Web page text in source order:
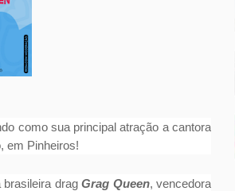
como sua principal atração a cantora
em Pinheiros!
brasileira dragGrag Queen, vencedora